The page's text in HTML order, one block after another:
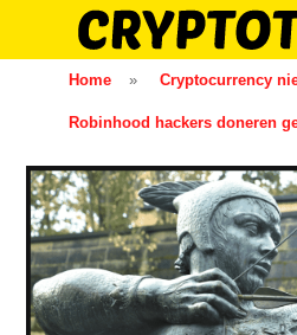
Home » Cryptocurrency
Robinhood hackers doneren